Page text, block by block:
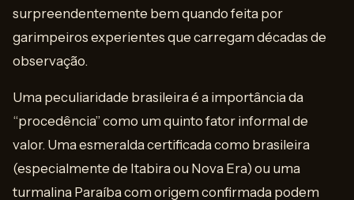
surpreendentemente bem quando feita por
garimpeiros experientes que carregam décadas de
observação.
Uma peculiaridade brasileira é a importância da
“procedência” como um quinto fator informal de
valor. Uma esmeralda certificada como brasileira
(especialmente de Itabira ou Nova Era) ou uma
turmalina Paraíba com origem confirmada podem